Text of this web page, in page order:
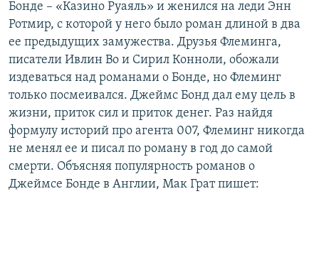
Бонде – «Казино Руаяль» и женился на леди Энн
Ротмир, с которой у него было роман длиной в два
ее предыдущих замужества. Друзья Флеминга,
писатели Ивлин Во и Сирил Конноли, обожали
издеваться над романами о Бонде, но Флеминг
только посмеивался. Джеймс Бонд дал ему цель в
жизни, приток сил и приток денег. Раз найдя
формулу историй про агента 007, Флеминг никогда
не менял ее и писал по роману в год до самой
смерти. Объясняя популярность романов о
Джеймсе Бонде в Англии, Мак Грат пишет: